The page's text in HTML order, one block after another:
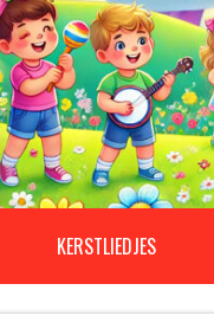
KERSTLIEDJES